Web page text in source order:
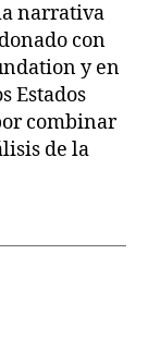
narrativa
con
y en
Estados
combinar
de la